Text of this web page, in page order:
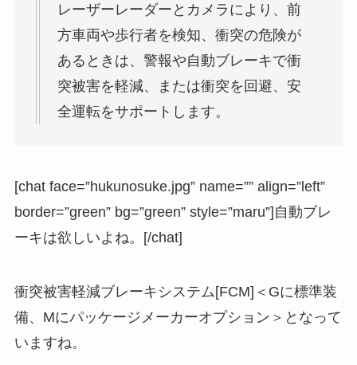
レーザーレーダーとカメラにより、前
方車両や歩行者を検知、衝突の危険が
あるときは、警報や自動ブレーキで衝
突被害を軽減、または衝突を回避、安
全運転をサポートします。
[chat face=”hukunosuke.jpg” name=”” align=”left”
border=”green” bg=”green” style=”maru”]自動ブレ
ーキは欲しいよね。[/chat]
衝突被害軽減ブレーキシステム[FCM]＜Gに標準装
備、Mにパッケージメーカーオプション＞となって
いますね。